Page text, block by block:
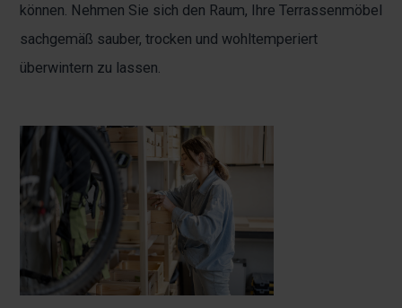
können. Nehmen Sie sich den Raum, Ihre Terrassenmöbel
sachgemäß sauber, trocken und wohltemperiert
überwintern zu lassen.